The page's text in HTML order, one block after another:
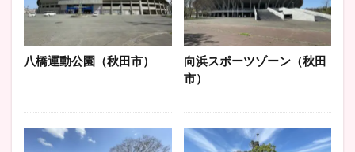
八橋運動公園（秋田市）
向浜スポーツゾーン（秋田
市）